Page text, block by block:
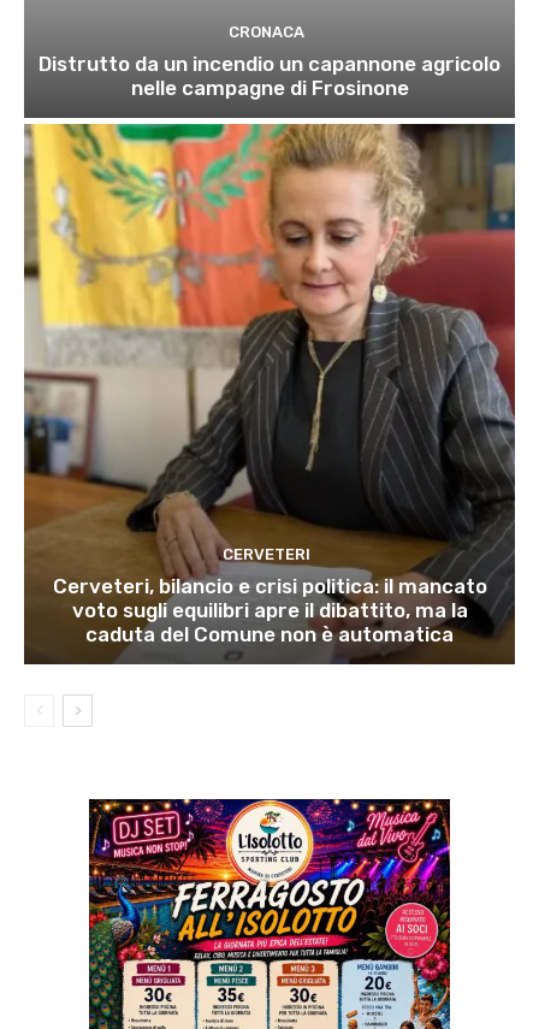
CRONACA
Distrutto da un incendio un capannone agricolo
nelle campagne di Frosinone
CERVETERI
Cerveteri, bilancio e crisi politica: il mancato
voto sugli equilibri apre il dibattito, ma la
caduta del Comune non è automatica